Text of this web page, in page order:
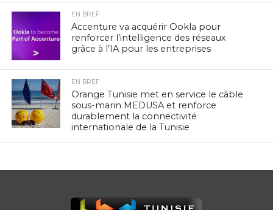
EN BREF
Accenture va acquérir Ookla pour
renforcer l’intelligence des réseaux
grâce à l’IA pour les entreprises
EN BREF
Orange Tunisie met en service le câble
sous-marin MEDUSA et renforce
durablement la connectivité
internationale de la Tunisie